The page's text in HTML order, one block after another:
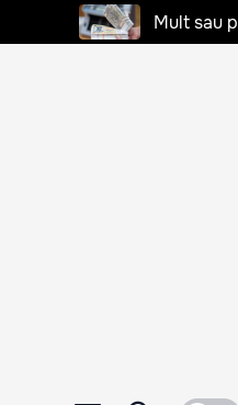
Mult sau